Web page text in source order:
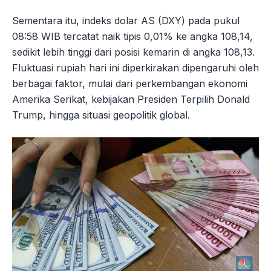
Sementara itu, indeks dolar AS (DXY) pada pukul
08:58 WIB tercatat naik tipis 0,01% ke angka 108,14,
sedikit lebih tinggi dari posisi kemarin di angka 108,13.
Fluktuasi rupiah hari ini diperkirakan dipengaruhi oleh
berbagai faktor, mulai dari perkembangan ekonomi
Amerika Serikat, kebijakan Presiden Terpilih Donald
Trump, hingga situasi geopolitik global.